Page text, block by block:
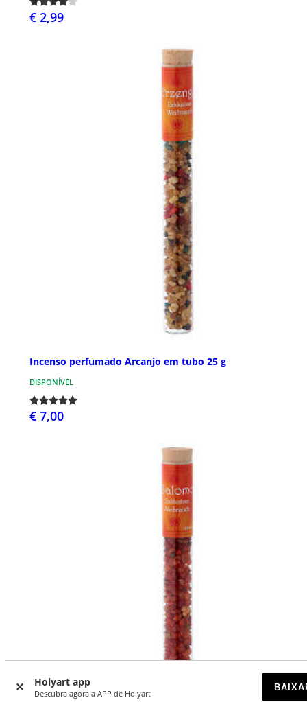
Holyart app
Descubra agora a APP de Holyart
€ 2,99
Incenso perfumado Arcanjo em tubo 25 g
DISPONÍVEL
€ 7,00